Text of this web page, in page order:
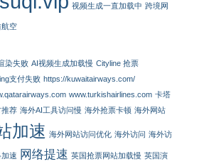
视频生成一直加载中 跨境网
航空
染失败 AI视频生成加载慢 Cityline 抢票
支付失败 https://kuwaitairways.com/
www.turkishairlines.com 卡塔
推荐 海外AI工具访问慢 海外抢票卡顿 海外网站
加速 海外网站访问优化 海外访问 海外访
加速 网络提速 英国抢票网站加载慢 英国演